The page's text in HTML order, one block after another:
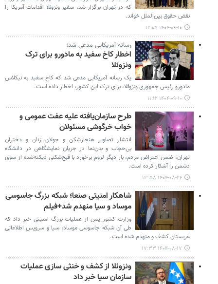
که در تهران برگزار شد، سفیر ونزوئلا اقدامات آمریکا را
نقض حقوق بین‌الملل خواند.
۱۴۰۴-۰۹-۱۰ ۱۲:۰۵
رسانه آمریکایی مدعی شد؛
اخطار کاخ سفید به مادورو برای ترک
ونزوئلا
یک رسانه آمریکایی مدعی شد که کاخ سفید به نیکلاس
مادورو رئیس جمهوری ونزوئلا، برای ترک این کشور، اخطار داده است.
۱۴۰۴-۰۹-۱۰ ۱۱:۱۲
طرح سازمان‌یافته علیه عفت عمومی و
خواب خرگوشی مسئولان
انتشار تصاویر هنجارشکن و جولان زنان و دختران
بی‌حجاب و بدن‌نما در جریان نمایشگاهی در دانشگاه
تهران، ضمن اعتراض مردم، بار دیگر لزوم برخورد با قبح‌شکنی دیکته‌شده از سوی
دشمن را آشکار کرده است.
۱۴۰۴-۰۸-۲۶ ۱۳:۵۸
شاهکار امنیتی صنعا؛ شبکه بزرگ جاسوسی
موساد و سیا منهدم شد+فیلم
وزارت کشور یمن از عملیات بزرگ امنیتی خبر داد که
طی آن شبکه جاسوسی موساد، سیا و سرویس اطلاعاتی
عربستان کشف و منهدم شده است.
۱۴۰۴-۰۸-۱۷ ۱۷:۳۳
ونزوئلا از کشف و خنثی سازی عملیات
سازمان سیا خبر داد